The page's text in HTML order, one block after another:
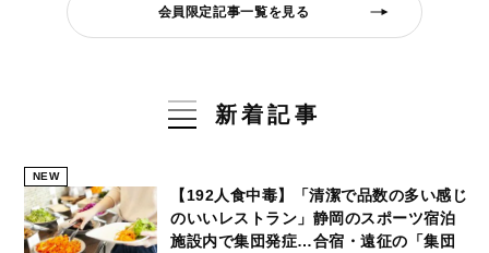
会員限定記事一覧を見る
新着記事
NEW
【192人食中毒】「清潔で品数の多い感じ
のいいレストラン」静岡のスポーツ宿泊
施設内で集団発症…合宿・遠征の「集団